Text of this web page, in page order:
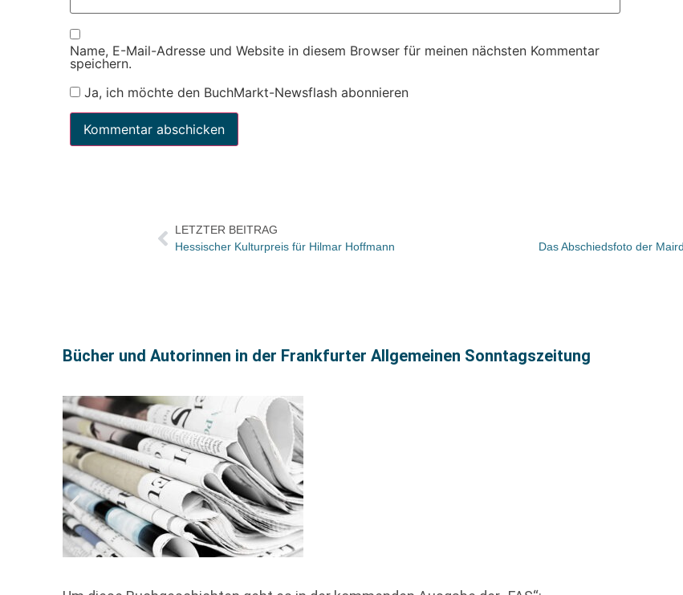
Name, E-Mail-Adresse und Website in diesem Browser für meinen nächsten Kommentar
speichern.
Ja, ich möchte den BuchMarkt-Newsflash abonnieren
LETZTER BEITRAG
Hessischer Kulturpreis für Hilmar Hoffmann
Bücher und Autorinnen in der Frankfurter Allgemeinen Sonntagszeitung